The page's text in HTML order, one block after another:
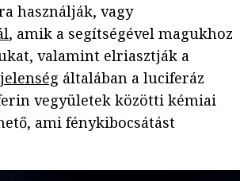
használják, vagy
, amik a segítségével magukhoz
valamint elriasztják a
jelenség általában a luciferáz
vegyületek közötti kémiai
ami fénykibocsátást